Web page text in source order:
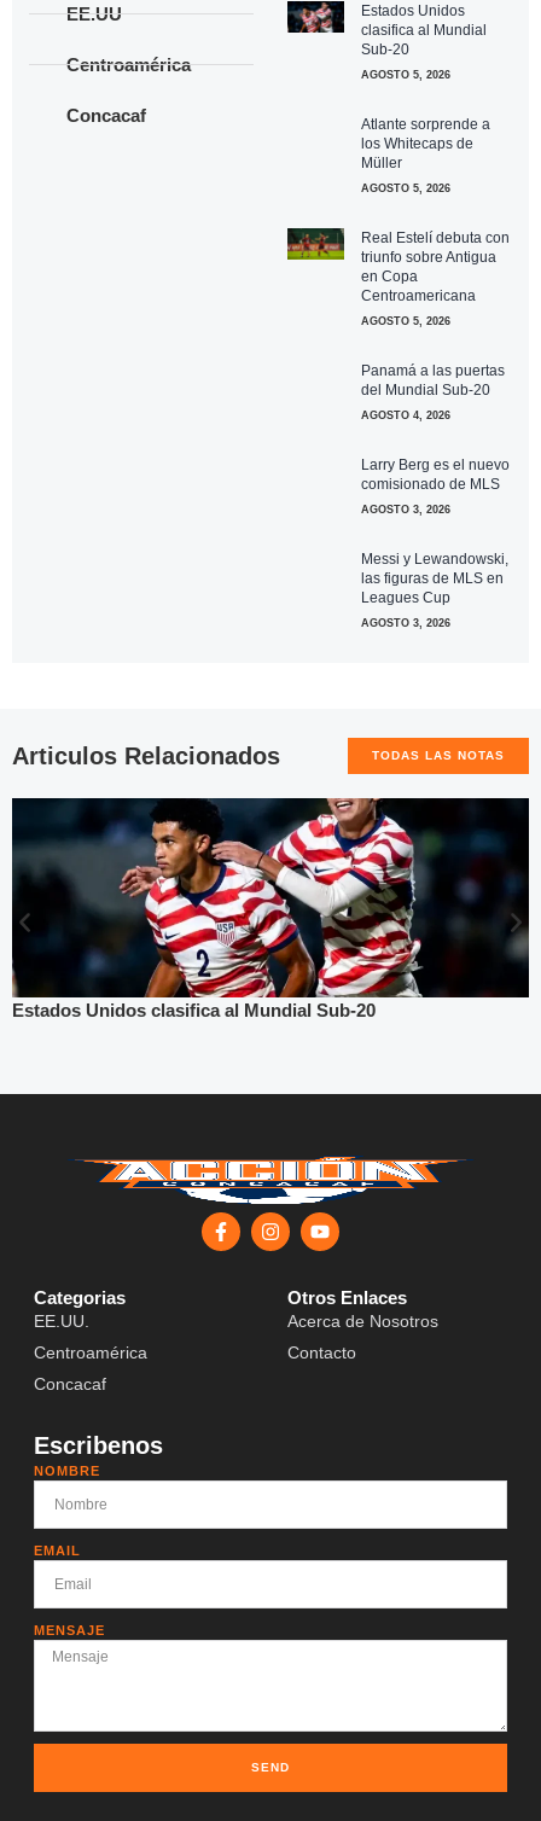
Estados Unidos
clasifica al Mundial
Sub-20
AGOSTO 5, 2026
Atlante sorprende a
los Whitecaps de
Müller
AGOSTO 5, 2026
Real Estelí debuta con
triunfo sobre Antigua
en Copa
Centroamericana
AGOSTO 5, 2026
Panamá a las puertas
del Mundial Sub-20
AGOSTO 4, 2026
Larry Berg es el nuevo
comisionado de MLS
AGOSTO 3, 2026
Messi y Lewandowski,
las figuras de MLS en
Leagues Cup
AGOSTO 3, 2026
EE.UU
Centroamérica
Concacaf
Articulos Relacionados TODAS LAS NOTAS
Estados Unidos clasifica al Mundial Sub-20
Categorias
EE.UU.
Centroamérica
Concacaf
Otros Enlaces
Acerca de Nosotros
Contacto
Escribenos
NOMBRE
EMAIL
MENSAJE
SEND